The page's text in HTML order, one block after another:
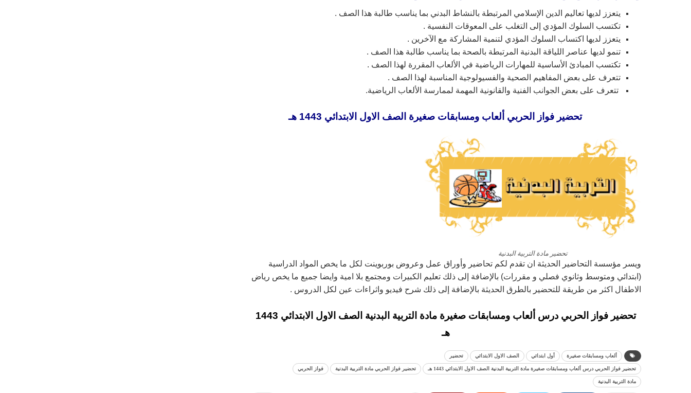
يتعزز لديها تعاليم الدين الإسلامي المرتبطة بالنشاط البدني بما يناسب طالبة هذا الصف .
تكتسب السلوك المؤدي إلى التغلب على المعوقات النفسية .
يتعزز لديها اكتساب السلوك المؤدي لتنمية المشاركة مع الآخرين .
تنمو لديها عناصر اللياقة البدنية المرتبطة بالصحة بما يناسب طالبة هذا الصف .
تكتسب المبادئ الأساسية للمهارات الرياضية في الألعاب المقررة لهذا الصف .
تتعرف على بعض المفاهيم الصحية والفسيولوجية المناسبة لهذا الصف .
تتعرف على بعض الجوانب الفنية والقانونية المهمة لممارسة الألعاب الرياضية.
تحضير فواز الحربي ألعاب ومسابقات صغيرة الصف الاول الابتدائي 1443 هـ
تحضير مادة التربية البدنية
ويسر مؤسسة التحاضير الحديثة ان تقدم لكم تحاضير وأوراق عمل وعروض بوربوينت لكل ما يخص المواد الدراسية
(ابتدائي ومتوسط وثانوي فصلي و مقررات) بالإضافة إلى ذلك تعليم الكبيرات ومجتمع بلا امية وايضا جميع ما يخص رياض
الاطفال اكثر من طريقة للتحضير بالطرق الحديثة بالإضافة إلى ذلك شرح فيديو واثراءات عين لكل الدروس .
تحضير فواز الحربي درس ألعاب ومسابقات صغيرة مادة التربية البدنية الصف الاول الابتدائي 1443
هـ
ألعاب ومسابقات صغيرة أول ابتدائي الصف الاول الابتدائي تحضير
تحضير فواز الحربي درس ألعاب ومسابقات صغيرة مادة التربية البدنية الصف الاول الابتدائي 1443 هـ تحضير فواز الحربي مادة التربية البدنية فواز الحربي
مادة التربية البدنية